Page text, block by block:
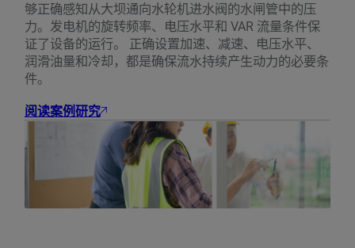
够正确感知从大坝通向水轮机进水阀的水闸管中的压
力。发电机的旋转频率、电压水平和 VAR 流量条件保
证了设备的运行。 正确设置加速、减速、电压水平、
润滑油量和冷却，都是确保流水持续产生动力的必要条
件。
阅读案例研究